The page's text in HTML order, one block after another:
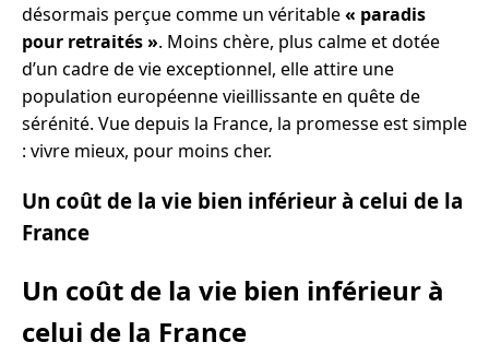
désormais perçue comme un véritable« paradis
pour retraités ». Moins chère, plus calme et dotée
d’un cadre de vie exceptionnel, elle attire une
population européenne vieillissante en quête de
sérénité. Vue depuis la France, la promesse est simple
: vivre mieux, pour moins cher.
Un coût de la vie bien inférieur à celui de la
France
Un coût de la vie bien inférieur à
celui de la France